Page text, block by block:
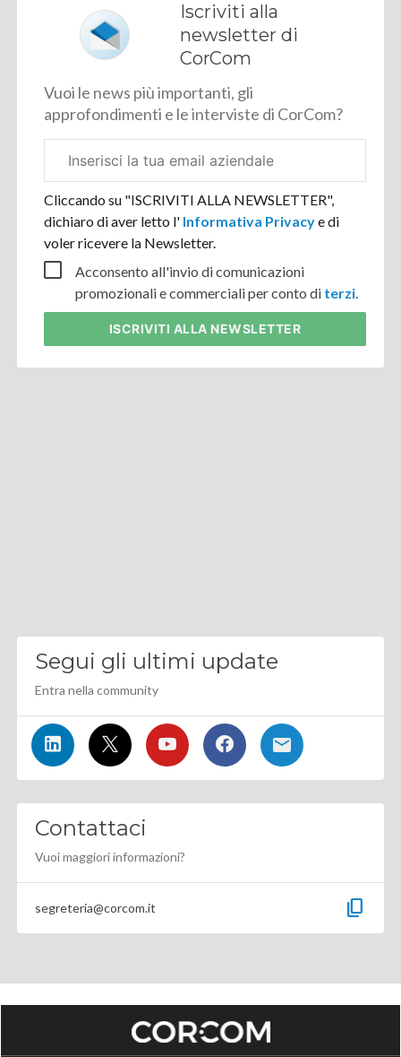
Iscriviti alla
newsletter di
CorCom
Vuoi le news più importanti, gli
approfondimenti e le interviste di CorCom?
aziendale
Cliccando su "ISCRIVITI ALLA NEWSLETTER",
dichiaro di aver letto l' Informativa Privacye di
voler ricevere la Newsletter.
Acconsento all'invio di comunicazioni
promozionali e commerciali per conto di terzi.
ISCRIVITI ALLA NEWSLETTER
Segui gli ultimi update
Entra nella community
Contattaci
Vuoi maggiori informazioni?
segreteria@corcom.it content_copy